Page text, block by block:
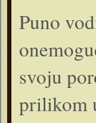
Puno
svoju
prilikom